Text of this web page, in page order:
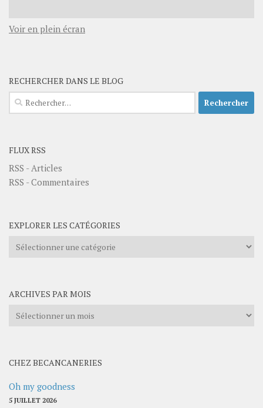
Voir en plein écran
RECHERCHER DANS LE BLOG
Rechercher :
FLUX RSS
RSS - Articles
RSS - Commentaires
EXPLORER LES CATÉGORIES
Explorer
ARCHIVES PAR MOIS
Archives
CHEZ BECANCANERIES
Oh my goodness
5 JUILLET 2026